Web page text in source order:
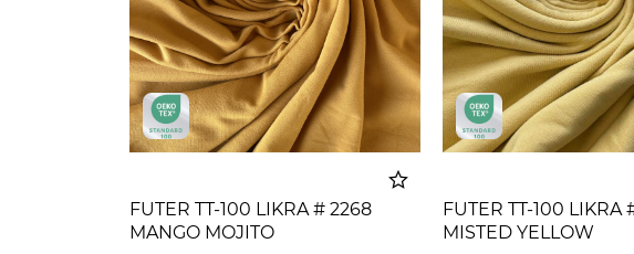
FUTER TT-100 LIKRA # 2268
MANGO MOJITO
FUTER TT-100 LIKRA
MISTED YELLOW